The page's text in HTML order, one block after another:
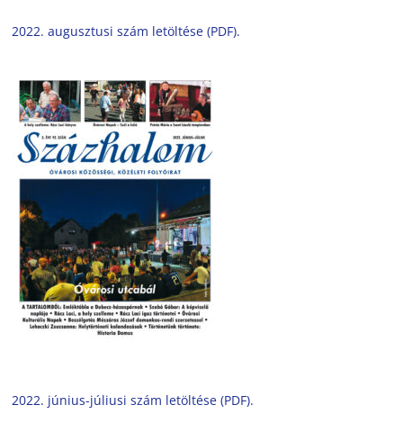
2022. augusztusi szám letöltése (PDF).
2022. június-júliusi szám letöltése (PDF).